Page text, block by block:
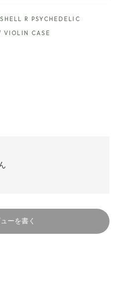
R PSYCHEDELIC
VIOLIN CASE
ーを書く